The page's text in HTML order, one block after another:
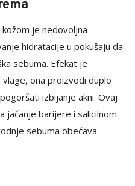
je nedovoljna
hidratacije u pokušaju da
sebuma. Efekat je
ona proizvodi duplo
izbijanje akni. Ovaj
jačanje barijere i salicilnom
sebuma obećava